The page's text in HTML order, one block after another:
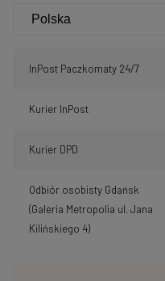
InPost Paczkomaty 24/7
Kurier InPost
Kurier DPD
Odbiór osobisty Gdańsk
(Galeria Metropolia ul. Jana
Kilińskiego 4)